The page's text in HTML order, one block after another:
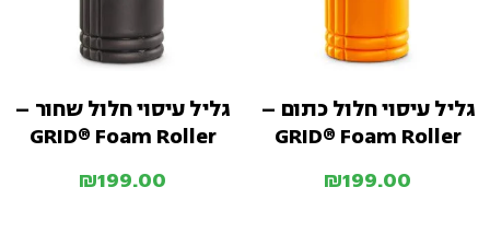
גליל עיסוי חלול כתום –
GRID® Foam Roller
₪199.00
גליל עיסוי חלול שחור –
GRID® Foam Roller
₪199.00